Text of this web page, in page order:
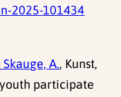
2025-101434
A., Kunst,
youth participate